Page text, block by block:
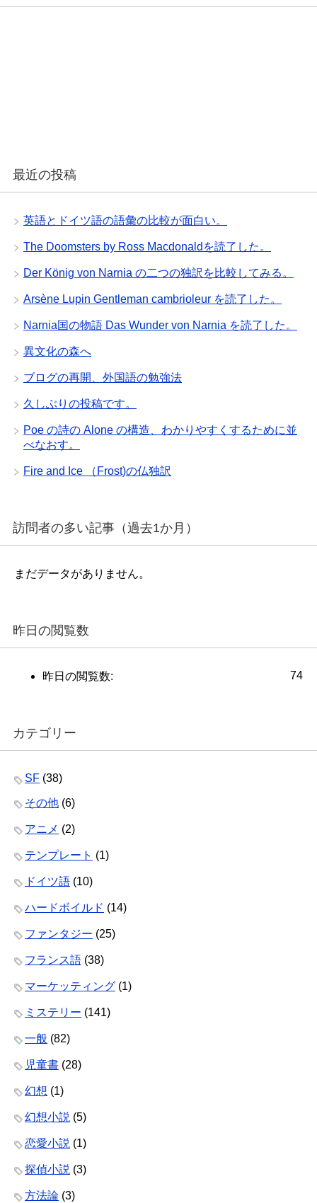
最近の投稿
英語とドイツ語の語彙の比較が面白い。
The Doomsters by Ross Macdonaldを読了した。
Der König von Narnia の二つの独訳を比較してみる。
Arsène Lupin Gentleman cambrioleur を読了した。
Narnia国の物語 Das Wunder von Narnia を読了した。
異文化の森へ
ブログの再開、外国語の勉強法
久しぶりの投稿です。
Poe の詩の Alone の構造、わかりやすくするために並
べなおす。
Fire and Ice （Frost)の仏独訳
訪問者の多い記事（過去1か月）
まだデータがありません。
昨日の閲覧数
74
昨日の閲覧数:
カテゴリー
SF (38)
その他 (6)
アニメ (2)
テンプレート (1)
ドイツ語 (10)
ハードボイルド (14)
ファンタジー (25)
フランス語 (38)
マーケッティング (1)
ミステリー (141)
一般 (82)
児童書 (28)
幻想 (1)
幻想小説 (5)
恋愛小説 (1)
探偵小説 (3)
方法論 (3)